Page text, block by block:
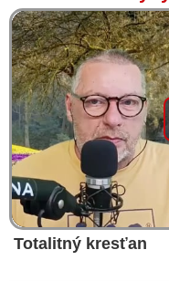
Totalitný kresťan